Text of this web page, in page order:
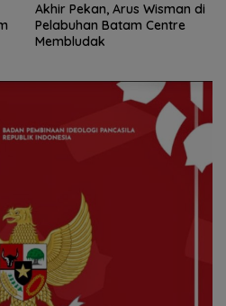
Perkuat Ketahanan Air Baku,
BP Batam Gandeng Mc
Dermott Tanam Bambu